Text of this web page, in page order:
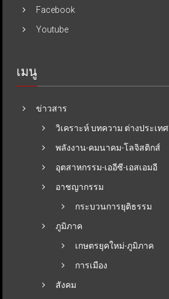
Facebook
Youtube
เมนู
ข่าวสาร
วิเคราะห์ บทความ ต่างประเทศ
พลังงาน-คมนาคม-โลจิสติกส์
อุตสาหกรรม-เออีซี-เอสเอมอี
อาชญากรรม
กระบวนการยุติธรรม
ภูมิภาค
เกษตรยุคใหม่-ภูมิภาค
การเมือง
สังคม